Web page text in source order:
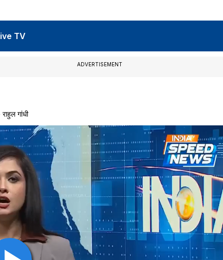
TV
ADVERTISEMENT
गांधी